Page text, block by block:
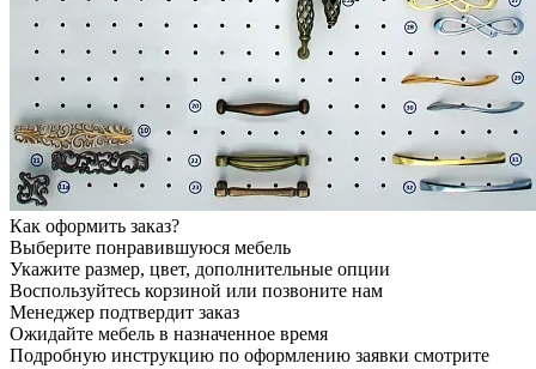
Как оформить заказ?
Выберите понравившуюся мебель
Укажите размер, цвет, дополнительные опции
Воспользуйтесь корзиной или позвоните нам
Менеджер подтвердит заказ
Ожидайте мебель в назначенное время
Подробную инструкцию по оформлению заявки смотрите